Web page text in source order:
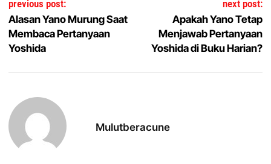
previous post:
Alasan Yano Murung Saat
Membaca Pertanyaan
Yoshida
next post:
Apakah Yano Tetap
Menjawab Pertanyaan
Yoshida di Buku Harian?
Mulutberacune